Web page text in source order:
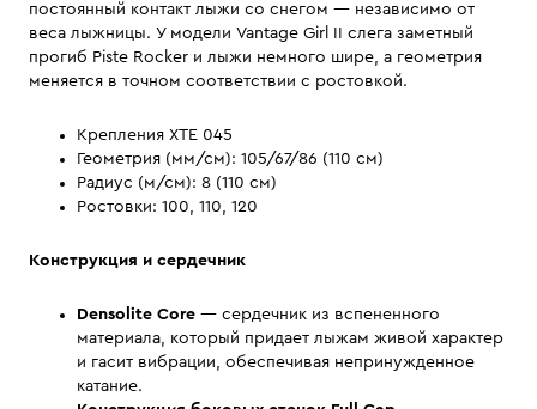
постоянный контакт лыжи со снегом — независимо от
веса лыжницы. У модели Vantage Girl II слега заметный
прогиб Piste Rocker и лыжи немного шире, а геометрия
меняется в точном соответствии с ростовкой.
Крепления XTE 045
Геометрия (мм/см): 105/67/86 (110 см)
Радиус (м/см): 8 (110 см)
Ростовки: 100, 110, 120
Конструкция и сердечник
Densolite Core — сердечник из вспененного
материала, который придает лыжам живой характер
и гасит вибрации, обеспечивая непринужденное
катание.